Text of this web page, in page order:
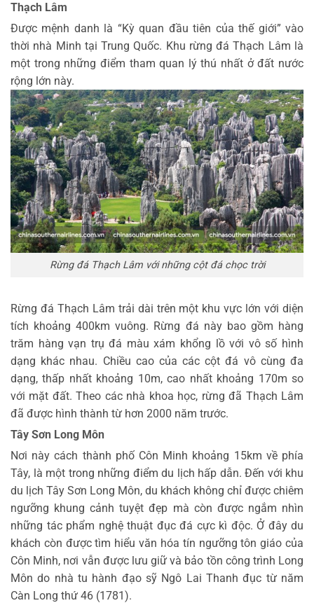
Thạch Lâm
Được mệnh danh là “Kỳ quan đầu tiên của thế giới” vào
thời nhà Minh tại Trung Quốc. Khu rừng đá Thạch Lâm là
một trong những điểm tham quan lý thú nhất ở đất nước
rộng lớn này.
Rừng đá Thạch Lâm với những cột đá chọc trời
Rừng đá Thạch Lâm trải dài trên một khu vực lớn với diện
tích khoảng 400km vuông. Rừng đá này bao gồm hàng
trăm hàng vạn trụ đá màu xám khổng lồ với vô số hình
dạng khác nhau. Chiều cao của các cột đá vô cùng đa
dạng, thấp nhất khoảng 10m, cao nhất khoảng 170m so
với mặt đất. Theo các nhà khoa học, rừng đã Thạch Lâm
đã được hình thành từ hơn 2000 năm trước.
Tây Sơn Long Môn
Nơi này cách thành phố Côn Minh khoảng 15km về phía
Tây, là một trong những điểm du lịch hấp dẫn. Đến với khu
du lịch Tây Sơn Long Môn, du khách không chỉ được chiêm
ngưỡng khung cảnh tuyệt đẹp mà còn được ngắm nhìn
những tác phẩm nghệ thuật đục đá cực kì độc. Ở đây du
khách còn được tìm hiểu văn hóa tín ngưỡng tôn giáo của
Côn Minh, nơi vẫn được lưu giữ và bảo tồn công trình Long
Môn do nhà tu hành đạo sỹ Ngô Lai Thanh đục từ năm
Càn Long thứ 46 (1781).